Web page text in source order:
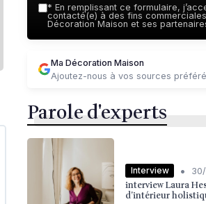
* En remplissant ce formulaire,
contacté(e) à des fins
Décoration Maison et ses
Ma Décoration Maison
Ajoutez-nous à vos sources
Parole d'experts
Interview •
interview Laura
d’intérieur